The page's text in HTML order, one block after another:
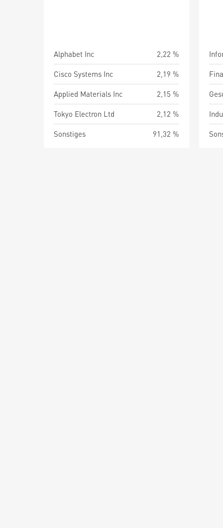
Alphabet Inc
2,22 %
Cisco Systems Inc
2,19 %
Applied Materials Inc
2,15 %
Tokyo Electron Ltd
2,12 %
Sonstiges
91,32 %